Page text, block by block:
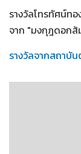
รางวัลโทรทัศน์ท
จาก "มงกุฎดอกส้
รางวัลจากสถาบัน